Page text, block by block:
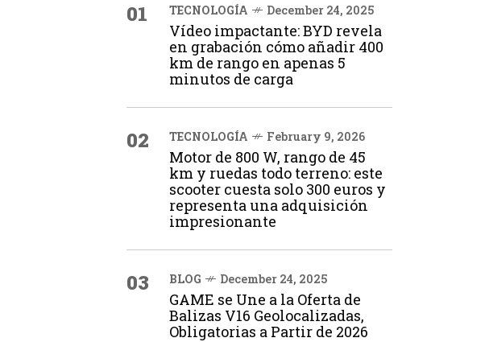
01 TECNOLOGÍA December 24, 2025
Vídeo impactante: BYD revela
en grabación cómo añadir 400
km de rango en apenas 5
minutos de carga
02 TECNOLOGÍA February 9, 2026
Motor de 800 W, rango de 45
km y ruedas todo terreno: este
scooter cuesta solo 300 euros y
representa una adquisición
impresionante
03 BLOG December 24, 2025
GAME se Une a la Oferta de
Balizas V16 Geolocalizadas,
Obligatorias a Partir de 2026